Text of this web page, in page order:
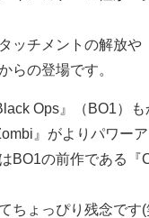
ッチメントの解放
らの登場です。
Ops』（BO1）
』がよりパワーア
BO1の前作である『
ちょっぴり残念です(